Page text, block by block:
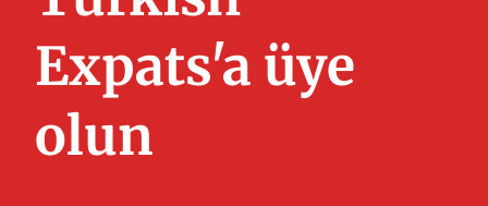
Expats'a üye
olun